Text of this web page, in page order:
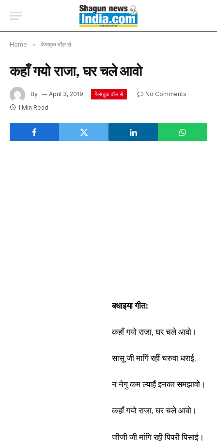
Home » फेसबुक वॉल से
कहाँ गयो राजा, घर चले आवो
By April 3, 2019 फेसबुक वॉल से
No Comments
1 Min Read
बधाइया गीत:
कहाँ गयो राजा, घर चले आवो।
सासू जी मागिं रहीं चरुवा धराई,
न नेगु कम ल्याहैं इनका समझावो।
कहाँ गयो राजा, घर चले आवो।
जीजी जी मांगि रही़ पिपरी पिसाई।